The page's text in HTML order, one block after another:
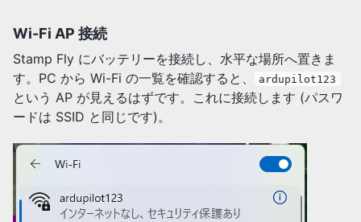
Wi-Fi AP 接続
Stamp Fly にバッテリーを接続し、水平な場所へ置きま
す。PC から Wi-Fi の一覧を確認すると、
ardupilot123
という AP が見えるはずです。これに接続します (パスワ
ードは SSID と同じです)。